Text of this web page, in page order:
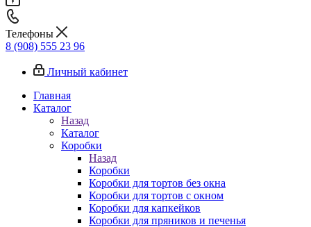
Телефоны
8 (908) 555 23 96
Личный кабинет
Главная
Каталог
Назад
Каталог
Коробки
Назад
Коробки
Коробки для тортов без окна
Коробки для тортов с окном
Коробки для капкейков
Коробки для пряников и печенья